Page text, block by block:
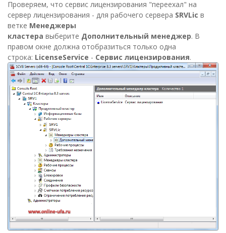
Проверяем, что сервис лицензирования "переехал" на
сервер лицензирования - для рабочего сервера SRVLic в
ветке Менеджеры
кластера выберите Дополнительный менеджер. В
правом окне должна отобразиться только одна
строка: LicenseService - Сервис лицензирования.